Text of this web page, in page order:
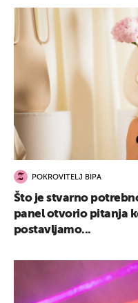
POKROVITELJ BIPA
Što je stvarno
panel otvorio pitanja
postavljamo...